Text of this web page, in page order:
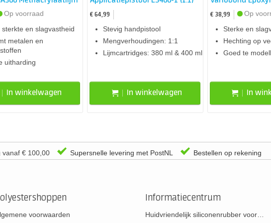
Op voorraad
sterkte en slagvastheid
metalen en
uitharding
In winkelwagen
€ 64,99
Stevig handpistool
Mengverhoudingen: 1:1
Lijmcartridges: 380 ml & 400 ml
In winkelwagen
€ 38,99
Op
Sterke en
Hechting op
Goed te
In
vanaf € 100,00 Supersnelle levering met PostNL Bestellen op rekening
voorwaarden
Informatiecentrum
Huidvriendelijk siliconenrubber voor…